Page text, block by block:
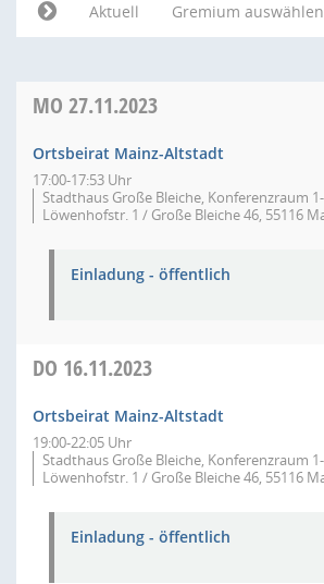
Aktuell
Gremium auswählen
MO 27.11.2023
Ortsbeirat Mainz-Altstadt
17:00-17:53 Uhr
Stadthaus Große Bleiche, Konferenzraum 1-
Löwenhofstr. 1 / Große Bleiche 46, 55116
Einladung - öffentlich
DO 16.11.2023
Ortsbeirat Mainz-Altstadt
19:00-22:05 Uhr
Stadthaus Große Bleiche, Konferenzraum 1-
Löwenhofstr. 1 / Große Bleiche 46, 55116
Einladung - öffentlich